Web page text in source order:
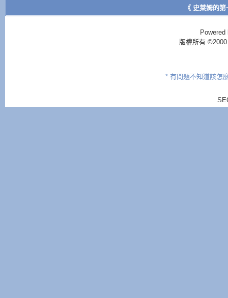
《 史萊姆的
版權所有
* 有問題不知道該怎